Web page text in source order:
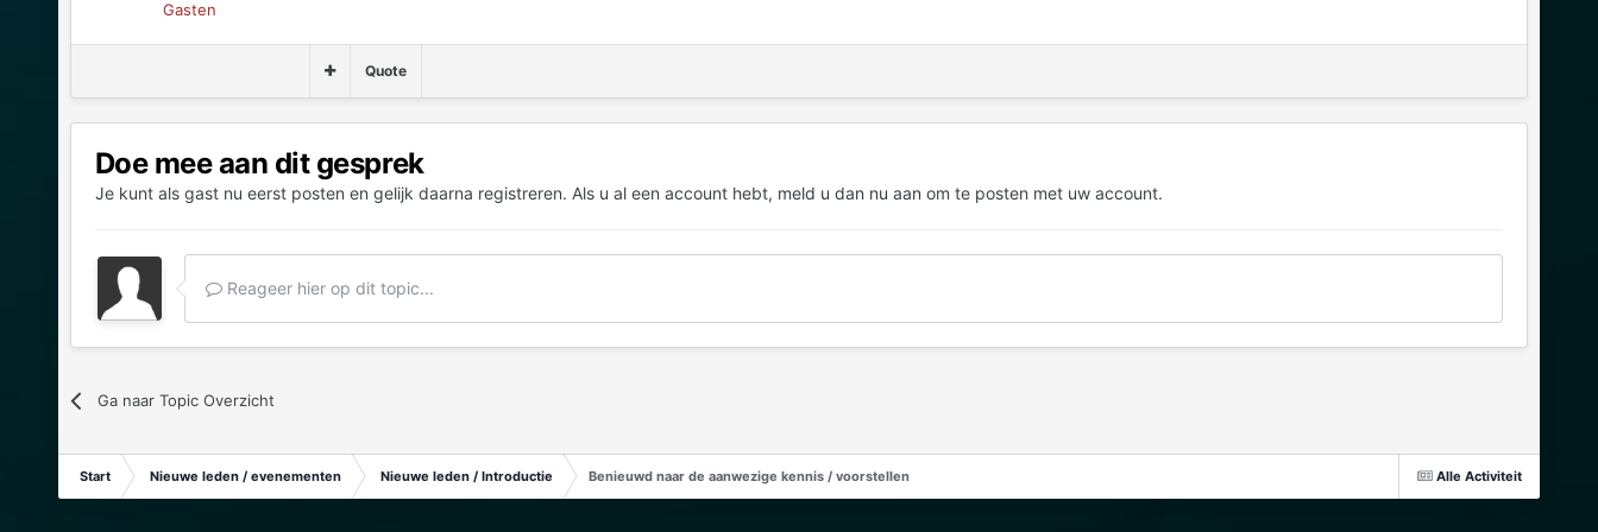
Gasten
Quote
Doe mee aan dit gesprek
Je kunt als gast nu eerst posten en gelijk daarna registreren. Als u al een account hebt, meld u dan nu aan om te posten met uw account.
Reageer hier op dit topic...
Ga naar Topic Overzicht
Alle Activiteit
Start Nieuwe leden / evenementen Nieuwe leden / Introductie Benieuwd naar de aanwezige kennis / voorstellen